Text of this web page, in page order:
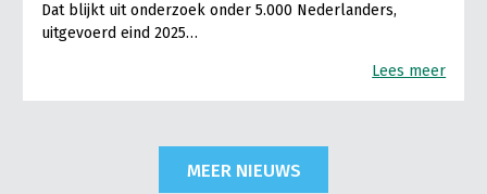
Dat blijkt uit onderzoek onder 5.000 Nederlanders,
uitgevoerd eind 2025…
Lees meer
MEER NIEUWS